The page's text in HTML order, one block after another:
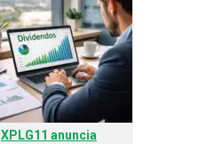
XPLG11 anuncia